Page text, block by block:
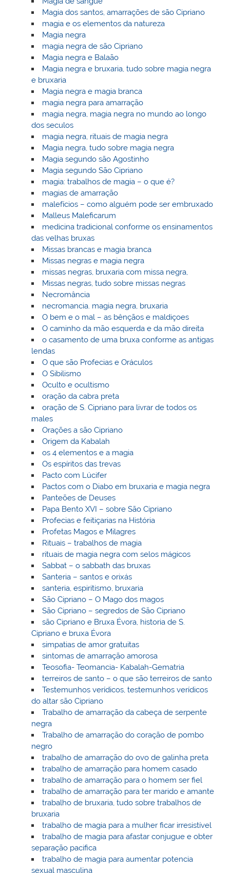
Magia dos santos, amarrações de são Cipriano
magia e os elementos da natureza
Magia negra
magia negra de são Cipriano
Magia negra e Balaão
Magia negra e bruxaria, tudo sobre magia negra
e bruxaria
Magia negra e magia branca
magia negra para amarração
magia negra, magia negra no mundo ao longo
dos seculos
magia negra, rituais de magia negra
Magia negra, tudo sobre magia negra
Magia segundo são Agostinho
Magia segundo São Cipriano
magia: trabalhos de magia – o que é?
magias de amarração
malefícios – como alguém pode ser embruxado
Malleus Maleficarum
medicina tradicional conforme os ensinamentos
das velhas bruxas
Missas brancas e magia branca
Missas negras e magia negra
missas negras, bruxaria com missa negra,
Missas negras, tudo sobre missas negras
Necromância
necromancia. magia negra, bruxaria
O bem e o mal – as bênçãos e maldiçoes
O caminho da mão esquerda e da mão direita
o casamento de uma bruxa conforme as antigas
lendas
O que são Profecias e Oráculos
O Sibilismo
Oculto e ocultismo
oração da cabra preta
oração de S. Cipriano para livrar de todos os
males
Orações a são Cipriano
Origem da Kabalah
os 4 elementos e a magia
Os espíritos das trevas
Pacto com Lúcifer
Pactos com o Diabo em bruxaria e magia negra
Panteões de Deuses
Papa Bento XVI – sobre São Cipriano
Profecias e feitiçarias na História
Profetas Magos e Milagres
Rituais – trabalhos de magia
rituais de magia negra com selos mágicos
Sabbat – o sabbath das bruxas
Santeria – santos e orixás
santeria, espiritismo, bruxaria
São Cipriano – O Mago dos magos
São Cipriano – segredos de São Cipriano
são Cipriano e Bruxa Évora, historia de S.
Cipriano e bruxa Évora
simpatias de amor gratuitas
sintomas de amarração amorosa
Teosofia- Teomancia- Kabalah-Gematria
terreiros de santo – o que são terreiros de santo
Testemunhos verídicos, testemunhos verídicos
do altar são Cipriano
Trabalho de amarração da cabeça de serpente
negra
Trabalho de amarração do coração de pombo
negro
trabalho de amarração do ovo de galinha preta
trabalho de amarração para homem casado
trabalho de amarração para o homem ser fiel
trabalho de amarração para ter marido e amante
trabalho de bruxaria, tudo sobre trabalhos de
bruxaria
trabalho de magia para a mulher ficar irresistível
trabalho de magia para afastar conjugue e obter
separação pacifica
trabalho de magia para aumentar potencia
sexual masculina